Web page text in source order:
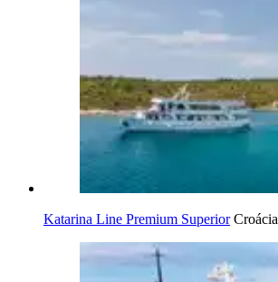
Katarina Line Premium Superior Croácia